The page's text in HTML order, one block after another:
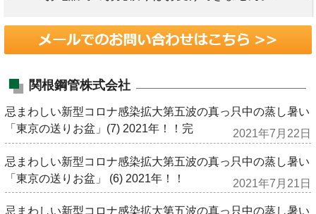
関根鋼管株式会社
忌まわしい新型コロナ感染拡大第五波の真っ只中の蒸し暑い
「東京の送りお盆」(7) 2021年！！完
2021年7月22日
忌まわしい新型コロナ感染拡大第五波の真っ只中の蒸し暑い
「東京の送りお盆」 (6) 2021年！！
2021年7月21日
忌まわしい新型コロナ感染拡大第五波の真っ只中の蒸し暑い